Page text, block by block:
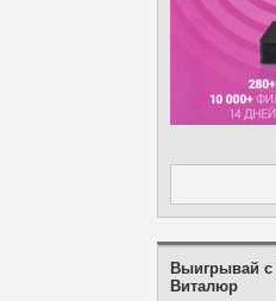
Выигрывай с
Виталюр